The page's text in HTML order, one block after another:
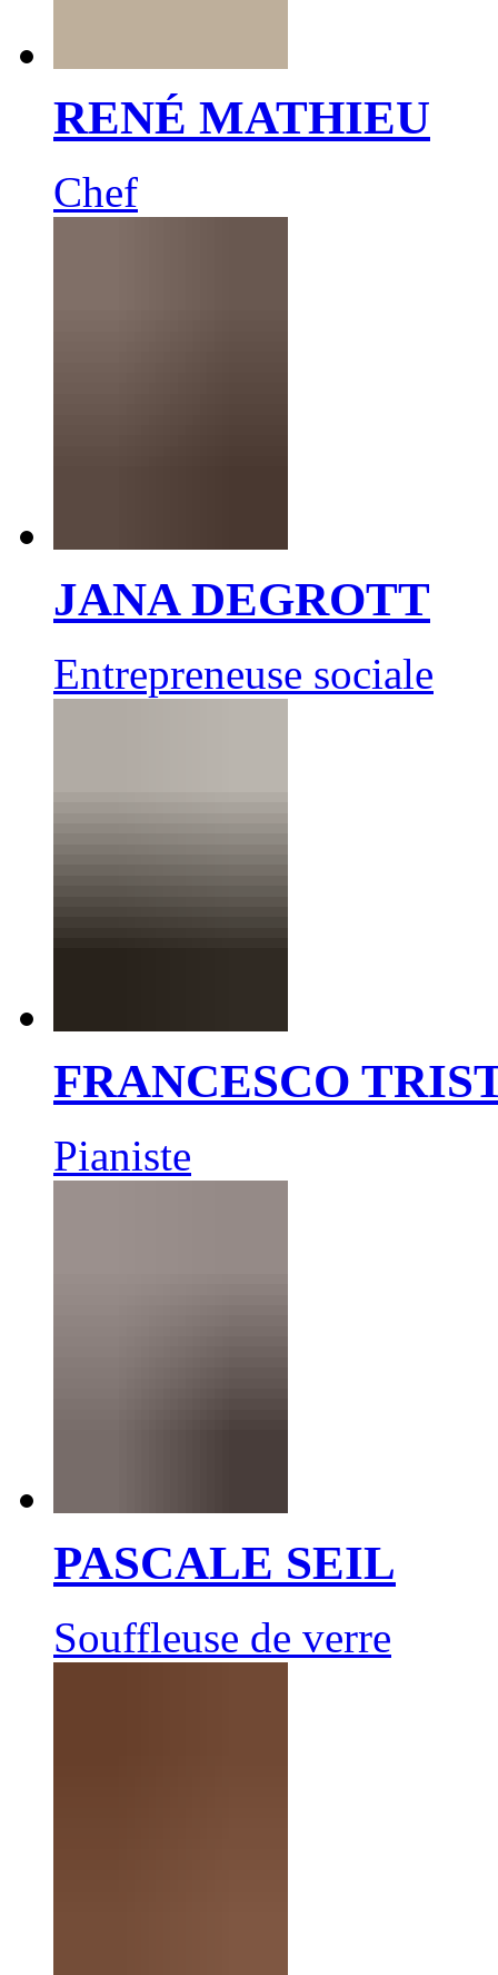
RENÉ MATHIEU
Chef
JANA DEGROTT
Entrepreneuse sociale
FRANCESCO
Pianiste
PASCALE SEIL
Souffleuse de verre